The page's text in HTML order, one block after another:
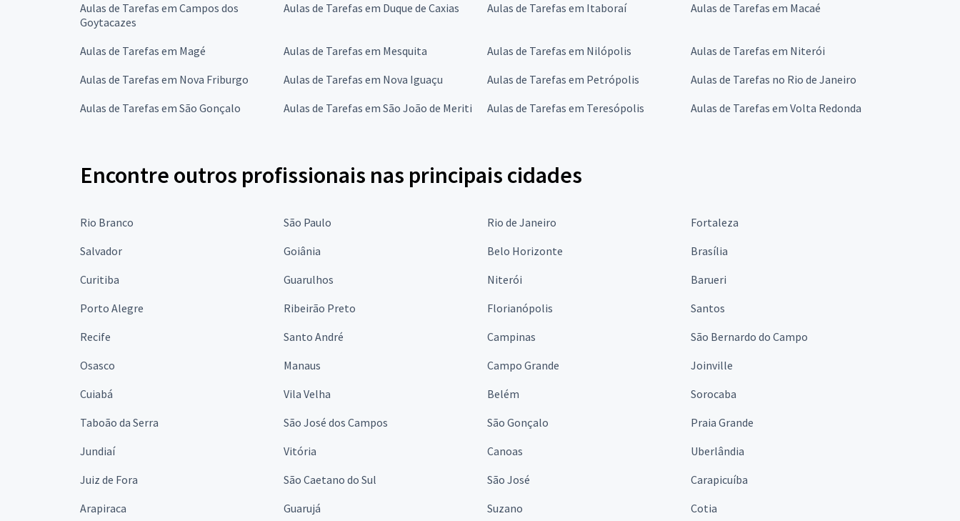
Aulas de Tarefas em Campos dos
Goytacazes
Aulas de Tarefas em Duque de Caxias Aulas de Tarefas em Itaboraí Aulas de Tarefas em Macaé
Aulas de Tarefas em Magé Aulas de Tarefas em Mesquita Aulas de Tarefas em Nilópolis
Aulas de Tarefas em Niterói
Aulas de Tarefas em Nova Friburgo
Aulas de Tarefas em Nova Iguaçu Aulas de Tarefas em Petrópolis
Aulas de Tarefas no Rio de Janeiro
Aulas de Tarefas em São Gonçalo
Aulas de Tarefas em São João de Meriti Aulas de Tarefas em Teresópolis Aulas de Tarefas em Volta Redonda
Encontre outros profissionais nas principais cidades
Rio Branco São Paulo Rio de Janeiro
Fortaleza
Salvador
Goiânia Belo Horizonte
Brasília
Curitiba
Guarulhos Niterói
Barueri
Porto Alegre
Ribeirão Preto Florianópolis
Santos
Recife
Santo André Campinas
São Bernardo do Campo
Osasco
Manaus Campo Grande
Joinville
Cuiabá
Vila Velha Belém
Sorocaba
Taboão da Serra
São José dos Campos São Gonçalo
Praia Grande
Jundiaí
Vitória Canoas
Uberlândia
Juiz de Fora
São Caetano do Sul São José
Carapicuíba
Arapiraca
Guarujá Suzano Cotia